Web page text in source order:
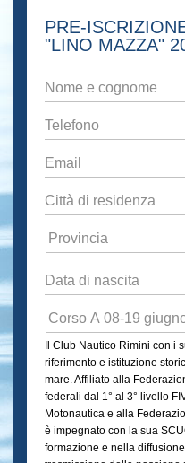
PRE-
"LINO MAZZA"
Nome
e
cognome
Telefono
Email
Città
di
residenza
Provincia
Data
di
nascita
data:GG
slash
slash
AAAA
Scuola
di
mare
"
Lino
Mazza"
2026 *
Il Club Nautico Rimini con i
riferimento e istituzione
mare. Affiliato alla
federali dal 1° al 3° livello
Motonautica e alla
è impegnato con la sua
formazione e nella